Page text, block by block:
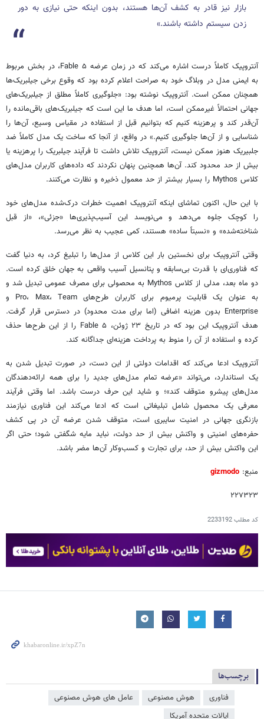
بازار نیز قادر به کشف آن‌ها هستند، بدون اینکه حتی نیازی به دور
زدن سیستم داشته باشند.»
آنتروپیک کاملاً درست اشاره می‌کند که در زمان عرضه Fable ۵، در بخش مربوط
به ایمنی مدل در وبلاگ خود به صراحت اعلام کرده بود که وقوع برخی جیلبریک‌ها
همچنان ممکن است. آنتروپیک نوشته بود: «جلوگیری کاملاً مطلق از جیلبریک‌های
جهانی احتمالاً غیرممکن است، اما هدف ما این است که جیلبریک‌های باقی‌مانده را
آن‌قدر کند و پرهزینه کنیم که بتوانیم قبل از استفاده در مقیاس وسیع، آن‌ها را
شناسایی و از آن‌ها جلوگیری کنیم.» در واقع، از آنجا که ساخت یک مدل کاملاً ضد
جلبیریک هنوز ممکن نیست، آنتروپیک تلاش داشت تا فرآیند جیلبریک را پرهزینه یا
بیش از حد محدود کند. آن‌ها همچنین پنهان نکردند که داده‌های کاربران مدل‌های
کلاس Mythos را بسیار بیشتر از حد معمول ذخیره و نظارت می‌کنند.
با این حال، اکنون تماشای اینکه آنتروپیک اهمیت خطرات درک‌شده مدل‌های خود
را کوچک جلوه می‌دهد و می‌نویسد این آسیب‌پذیری‌ها «جزئی»، «از قبل
شناخته‌شده» و «نسبتاً ساده» هستند، کمی عجیب به نظر می‌رسد.
وقتی آنتروپیک برای نخستین بار این کلاس از مدل‌ها را تبلیغ کرد، به دنیا گفت
که فناوری‌ای با قدرت بی‌سابقه و پتانسیل آسیب واقعی به جهان خلق کرده است.
دو ماه بعد، مدلی از کلاس Mythos به محصولی برای مصرف عمومی تبدیل شد و
به عنوان یک قابلیت پرمیوم برای کاربران طرح‌های Pro، Max، Team و
Enterprise بدون هزینه اضافی (اما برای مدت محدود) در دسترس قرار گرفت.
هدف آنتروپیک این بود که در تاریخ ۲۳ ژوئن، Fable ۵ را از این طرح‌ها حذف
کرده و استفاده از آن را منوط به پرداخت هزینه‌ای جداگانه کند.
آنتروپیک ادعا می‌کند که اقدامات دولتی از این دست، در صورت تبدیل شدن به
یک استاندارد، می‌تواند «عرضه تمام مدل‌های جدید را برای همه ارائه‌دهندگان
مدل‌های پیشرو متوقف کند»؛ و شاید این حرف درست باشد. اما وقتی فرآیند
معرفی یک محصول شامل تبلیغاتی است که ادعا می‌کند این فناوری نیازمند
بازنگری جهانی در امنیت سایبری است، متوقف شدن عرضه آن در پی کشف
حفره‌های امنیتی و واکنش بیش از حد دولت، نباید مایه شگفتی شود؛ حتی اگر
این واکنش بیش از حد، برای تجارت و کسب‌وکار آن‌ها مضر باشد.
منبع: gizmodo
۲۲۷۳۲۳
کد مطلب2233192
برچسب‌ها
فناوری هوش مصنوعی
عامل‌ های هوش مصنوعی
ایالات متحده آمریکا